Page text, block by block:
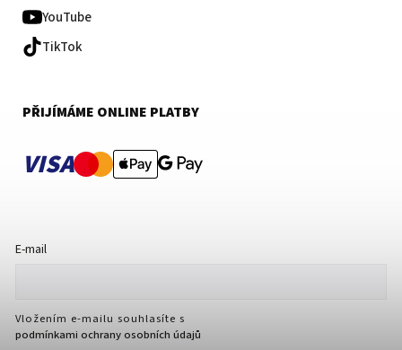
YouTube
TikTok
PŘIJÍMÁME ONLINE PLATBY
VISA
E-mail
Vložením e-mailu souhlasíte s
podmínkami ochrany osobních údajů